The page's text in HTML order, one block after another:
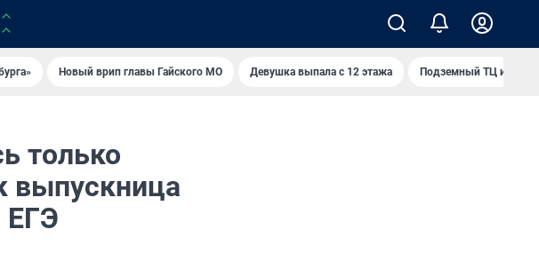
Новый врип главы Гайского МО Девушка выпала с 12 этажа Подземный ТЦ и 45-
только
выпускница
ЕГЭ